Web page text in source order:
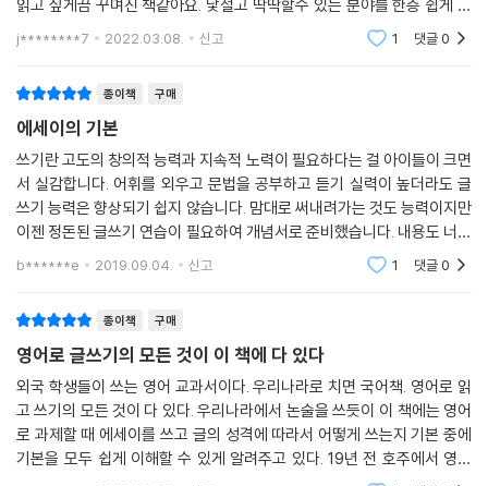
읽고 싶게끔 꾸며진 책같아요. 낯설고 딱딱할수 있는 분야를 한층 쉽게 다
가갈수 있도록 도움이 되었습니다. 미국 학교 공부와도 연계해서 꾸준히
읽어봐도 괜찮을것
j********7 2022.03.08. 신고 1 댓글0
종이책 구매
에세이의 기본
쓰기란 고도의 창의적 능력과 지속적 노력이 필요하다는 걸 아이들이 크면
서 실감합니다. 어휘를 외우고 문법을 공부하고 듣기 실력이 높더라도 글
쓰기 능력은 향상되기 쉽지 않습니다. 맘대로 써내려가는 것도 능력이지만
이젠 정돈된 글쓰기 연습이 필요하여 개념서로 준비했습니다. 내용도 너무
좋고. 책의 구성이 재미있어 아이가 좋아하는 책이되어습니디ㅡ. 그리고
b******e 2019.09.04. 신고 1 댓글0
종이책 구매
영어로 글쓰기의 모든 것이 이 책에 다 있다
외국 학생들이 쓰는 영어 교과서이다. 우리나라로 치면 국어책. 영어로 읽
고 쓰기의 모든 것이 다 있다. 우리나라에서 논술을 쓰듯이 이 책에는 영어
로 과제할 때 에세이를 쓰고 글의 성격에 따라서 어떻게 쓰는지 기본 중에
기본을 모두 쉽게 이해할 수 있게 알려주고 있다. 19년 전 호주에서 영어